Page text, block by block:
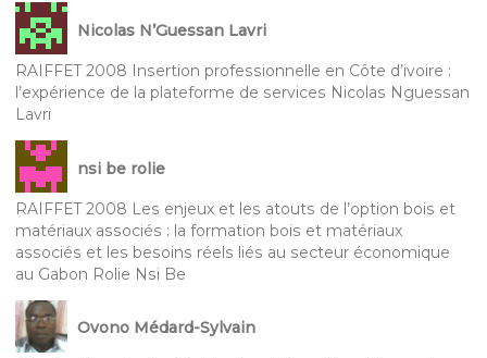
Nicolas N’Guessan Lavri
RAIFFET 2008 Insertion professionnelle en Côte d’ivoire :
l’expérience de la plateforme de services Nicolas Nguessan
Lavri
nsi be rolie
RAIFFET 2008 Les enjeux et les atouts de l’option bois et
matériaux associés : la formation bois et matériaux
associés et les besoins réels liés au secteur économique
au Gabon Rolie Nsi Be
Ovono Médard-Sylvain